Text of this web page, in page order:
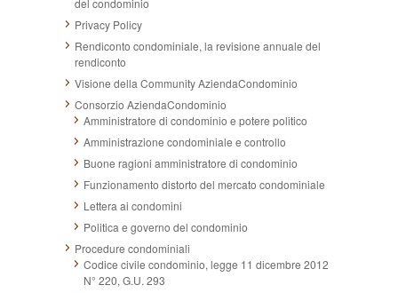
del condominio
Privacy Policy
Rendiconto condominiale, la revisione annuale del
rendiconto
Visione della Community AziendaCondominio
Consorzio AziendaCondominio
Amministratore di condominio e potere politico
Amministrazione condominiale e controllo
Buone ragioni amministratore di condominio
Funzionamento distorto del mercato condominiale
Lettera ai condomini
Politica e governo del condominio
Procedure condominiali
Codice civile condominio, legge 11 dicembre 2012
N° 220, G.U. 293